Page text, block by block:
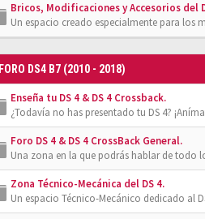
Bricos, Modificaciones y Accesorios del
Un espacio creado especialmente para
FORO DS4 B7 (2010 - 2018)
Enseña tu DS 4 & DS 4 Crossback.
¿Todavía no has presentado tu DS 4?
Foro DS 4 & DS 4 CrossBack General.
Una zona en la que podrás hablar de todo
Zona Técnico-Mecánica del DS 4.
Un espacio Técnico-Mecánico dedicado al